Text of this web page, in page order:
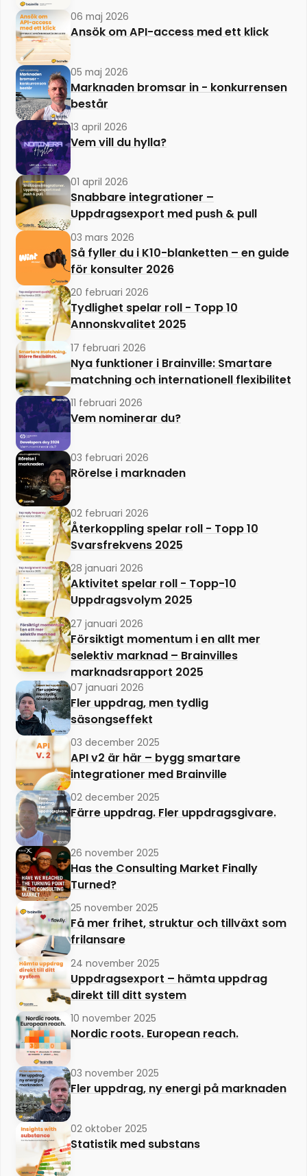
06 maj 2026
Ansök om API-access med ett klick
05 maj 2026
Marknaden bromsar in - konkurrensen
består
13 april 2026
Vem vill du hylla?
01 april 2026
Snabbare integrationer –
Uppdragsexport med push & pull
03 mars 2026
Så fyller du i K10-blanketten – en guide
för konsulter 2026
20 februari 2026
Tydlighet spelar roll - Topp 10
Annonskvalitet 2025
17 februari 2026
Nya funktioner i Brainville: Smartare
matchning och internationell flexibilitet
11 februari 2026
Vem nominerar du?
03 februari 2026
Rörelse i marknaden
02 februari 2026
Återkoppling spelar roll - Topp 10
Svarsfrekvens 2025
28 januari 2026
Aktivitet spelar roll - Topp-10
Uppdragsvolym 2025
27 januari 2026
Försiktigt momentum i en allt mer
selektiv marknad – Brainvilles
marknadsrapport 2025
07 januari 2026
Fler uppdrag, men tydlig
säsongseffekt
03 december 2025
API v2 är här – bygg smartare
integrationer med Brainville
02 december 2025
Färre uppdrag. Fler uppdragsgivare.
26 november 2025
Has the Consulting Market Finally
Turned?
25 november 2025
Få mer frihet, struktur och tillväxt som
frilansare
24 november 2025
Uppdragsexport – hämta uppdrag
direkt till ditt system
10 november 2025
Nordic roots. European reach.
03 november 2025
Fler uppdrag, ny energi på marknaden
02 oktober 2025
Statistik med substans